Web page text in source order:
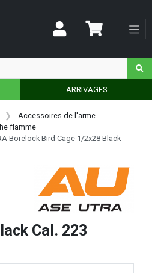
ARRIVAGES
Accessoires de l'arme
flamme
Borelock Bird Cage 1/2x28 Black
Cal. 223